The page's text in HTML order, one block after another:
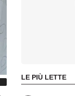
LE PIÙ LETTE